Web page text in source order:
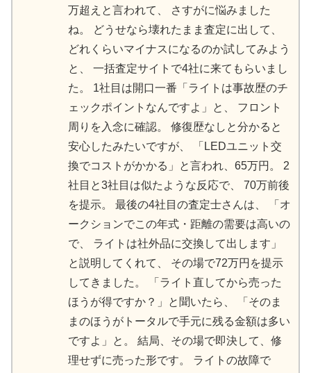
万超えと言われて、 さすがに悩みました
ね。 どうせなら壊れたまま査定に出して、
どれくらいマイナスになるのか試してみよう
と、 一括査定サイトで4社に来てもらいまし
た。 1社目は開口一番「ライトは事故歴のチ
ェックポイントなんですよ」と、 フロント
周りを入念に確認。 修復歴なしと分かると
安心したみたいですが、 「LEDユニット交
換でコストがかかる」と言われ、65万円。 2
社目と3社目は似たような反応で、 70万前後
を提示。 最後の4社目の査定士さんは、 「オ
ークションでこの年式・距離の需要は高いの
で、 ライトは社外品に交換して出します」
と説明してくれて、 その場で72万円を提示
してきました。 「ライト直してから売った
ほうが得ですか？」と聞いたら、 「そのま
まのほうがトータルで手元に残る金額は多い
ですよ」と。 結局、その場で即決して、修
理せずに売った形です。 ライトの故障で